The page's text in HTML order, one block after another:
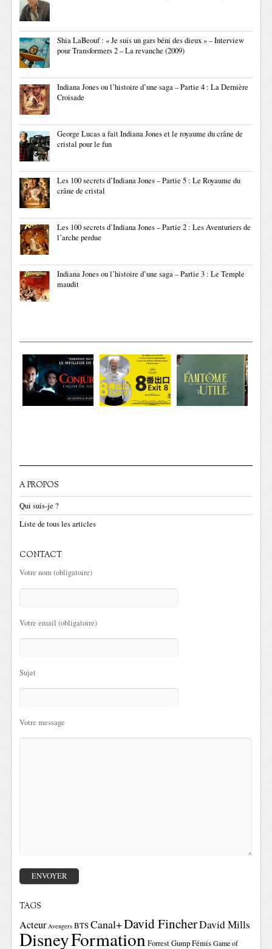
Shia LaBeouf : « Je suis un gars béni des dieux » – Interview
pour Transformers 2 – La revanche (2009)
Indiana Jones ou l’histoire d’une saga – Partie 4 : La Dernière
Croisade
George Lucas a fait Indiana Jones et le royaume du crâne de
cristal pour le fun
Les 100 secrets d’Indiana Jones – Partie 5 : Le Royaume du
crâne de cristal
Les 100 secrets d’Indiana Jones – Partie 2 : Les Aventuriers de
l’arche perdue
Indiana Jones ou l’histoire d’une saga – Partie 3 : Le Temple
maudit
A PROPOS
Qui suis-je ?
Liste de tous les articles
CONTACT
Votre nom (obligatoire)
Votre email (obligatoire)
Sujet
Votre message
TAGS
Acteur Avengers BTSCanal+David FincherDavid Mills
DisneyFormationForrest GumpFémis Game of